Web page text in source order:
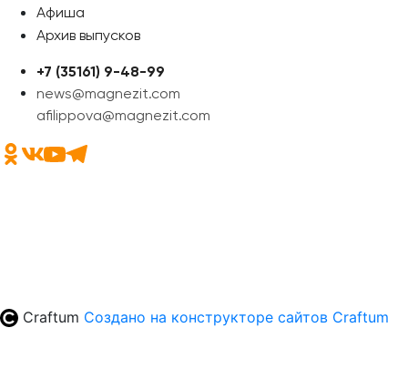
Афиша
Архив выпусков
+7 (35161) 9-48-99
news@magnezit.com
afilippova@magnezit.com
Craftum Создано на конструкторе сайтов Craftum